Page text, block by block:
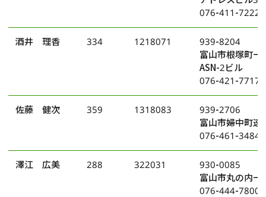
076-411-7222
酒井 理香 334 1218071
939-8204
富山市根塚町
ASN-2ビル
076-421-7717
佐藤 健次 359 1318083
939-2706
富山市婦中町速
076-461-3484
澤江 広美 288 322031
930-0085
富山市丸の内一
076-444-7800